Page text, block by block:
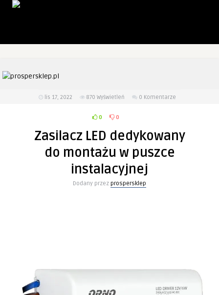
lis 17, 2022 870 Wyświetleń 0 Komentarze
0 0
Zasilacz LED dedykowany
do montażu w puszce
instalacyjnej
Dodany przez prospersklep